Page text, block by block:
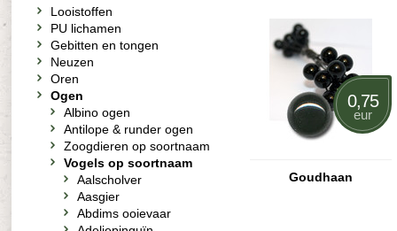
0,75
eur
Goudhaan
Looistoffen
PU lichamen
Gebitten en tongen
Neuzen
Oren
Ogen
Albino ogen
Antilope & runder ogen
Zoogdieren op soortnaam
Vogels op soortnaam
Aalscholver
Aasgier
Abdims ooievaar